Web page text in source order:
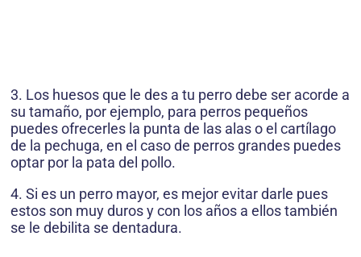
3. Los huesos que le des a tu perro debe ser acorde a
su tamaño, por ejemplo, para perros pequeños
puedes ofrecerles la punta de las alas o el cartílago
de la pechuga, en el caso de perros grandes puedes
optar por la pata del pollo.
4. Si es un perro mayor, es mejor evitar darle pues
estos son muy duros y con los años a ellos también
se le debilita se dentadura.